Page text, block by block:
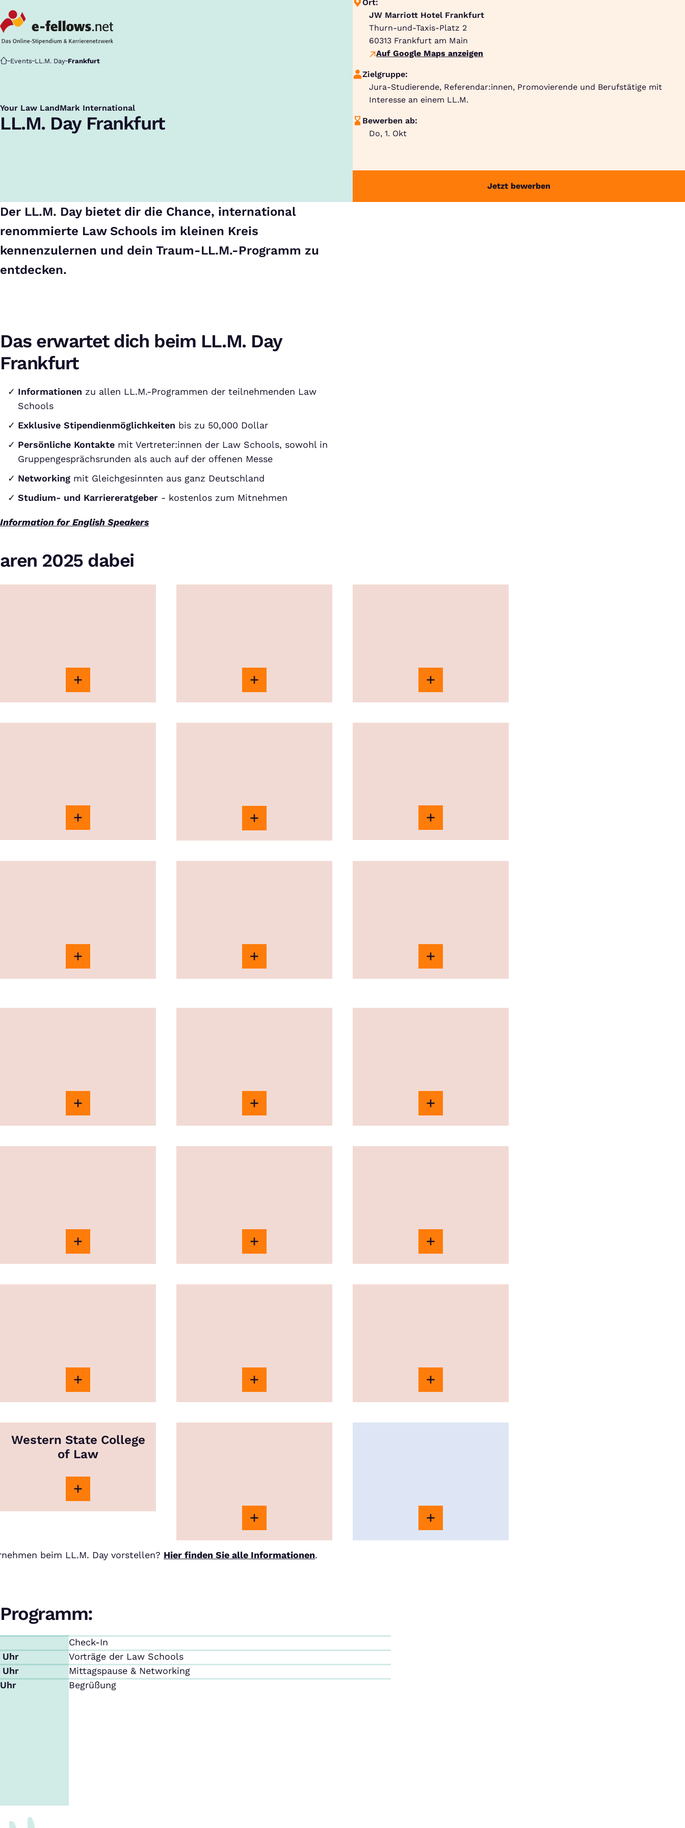
Startseite
Events LL.M. Day Frankfurt
Your Law LandMark International
:
LL.M. Day Frankfurt
Ort:
JW Marriott Hotel Frankfurt
Thurn-und-Taxis-Platz 2
60313 Frankfurt am Main
Auf Google Maps anzeigen
Zielgruppe:
Jura-Studierende, Referendar:innen, Promovierende und Berufstätige mit
Interesse an einem LL.M.
Bewerben ab:
Do, 1. Okt
Jetzt bewerben
Der LL.M. Day bietet dir die Chance, international
renommierte Law Schools im kleinen Kreis
kennenzulernen und dein Traum-LL.M.-Programm zu
entdecken.
Das erwartet dich beim LL.M. Day
Frankfurt
Informationen zu allen LL.M.-Programmen der teilnehmenden Law
Schools
Exklusive Stipendienmöglichkeiten bis zu 50,000 Dollar
Persönliche Kontakte mit Vertreter:innen der Law Schools, sowohl in
Gruppengesprächsrunden als auch auf der offenen Messe
Networking mit Gleichgesinnten aus ganz Deutschland
Studium- und Karriereratgeber - kostenlos zum Mitnehmen
Information for English Speakers
2025 dabei
Western State College
of Law
beim LL.M. Day vorstellen? Hier finden Sie alle Informationen.
Programm:
Check-In
Uhr
Vorträge der Law Schools
Uhr
Mittagspause & Networking
Begrüßung